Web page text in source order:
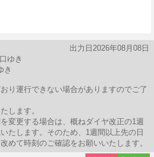
出力日2026年08月08日
ゆき
き
運行できない場合がありますのでご了
します。
変更する場合は、概ねダイヤ改正の1週
たします。そのため、1週間以上先の日
めて時刻のご確認をお願いいたします。